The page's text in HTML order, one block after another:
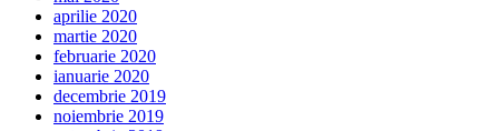
aprilie 2020
martie 2020
februarie 2020
ianuarie 2020
decembrie 2019
noiembrie 2019